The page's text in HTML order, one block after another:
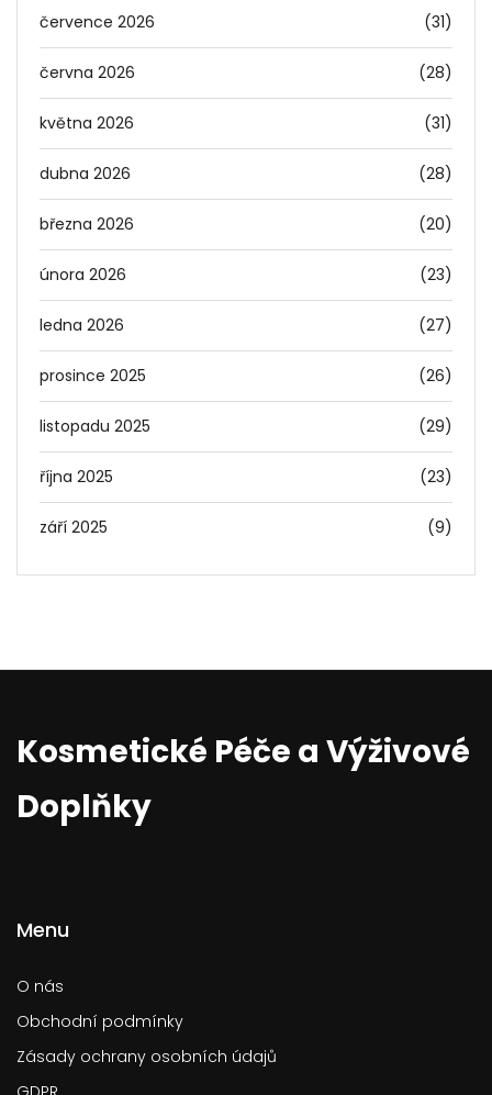
července 2026 (31)
června 2026 (28)
května 2026 (31)
dubna 2026 (28)
března 2026 (20)
února 2026 (23)
ledna 2026 (27)
prosince 2025 (26)
listopadu 2025 (29)
října 2025 (23)
září 2025 (9)
Kosmetické Péče a Výživové
Doplňky
Menu
O nás
Obchodní podmínky
Zásady ochrany osobních údajů